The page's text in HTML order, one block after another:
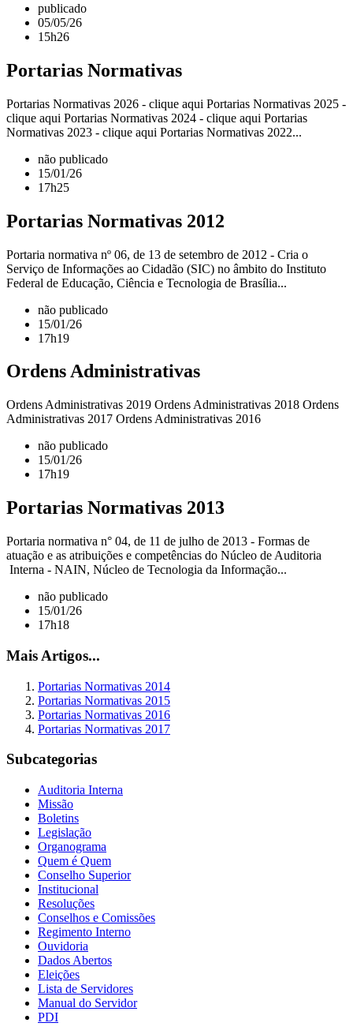
publicado
05/05/26
15h26
Portarias Normativas
Portarias Normativas 2026 - clique aqui Portarias Normativas 2025 -
clique aqui Portarias Normativas 2024 - clique aqui Portarias
Normativas 2023 - clique aqui Portarias Normativas 2022...
não publicado
15/01/26
17h25
Portarias Normativas 2012
Portaria normativa nº 06, de 13 de setembro de 2012 - Cria o
Serviço de Informações ao Cidadão (SIC) no âmbito do Instituto
Federal de Educação, Ciência e Tecnologia de Brasília...
não publicado
15/01/26
17h19
Ordens Administrativas
Ordens Administrativas 2019 Ordens Administrativas 2018 Ordens
Administrativas 2017 Ordens Administrativas 2016
não publicado
15/01/26
17h19
Portarias Normativas 2013
Portaria normativa n° 04, de 11 de julho de 2013 - Formas de
atuação e as atribuições e competências do Núcleo de Auditoria
Interna - NAIN, Núcleo de Tecnologia da Informação...
não publicado
15/01/26
17h18
Mais Artigos...
Portarias Normativas 2014
Portarias Normativas 2015
Portarias Normativas 2016
Portarias Normativas 2017
Subcategorias
Auditoria Interna
Missão
Boletins
Legislação
Organograma
Quem é Quem
Conselho Superior
Institucional
Resoluções
Conselhos e Comissões
Regimento Interno
Ouvidoria
Dados Abertos
Eleições
Lista de Servidores
Manual do Servidor
PDI